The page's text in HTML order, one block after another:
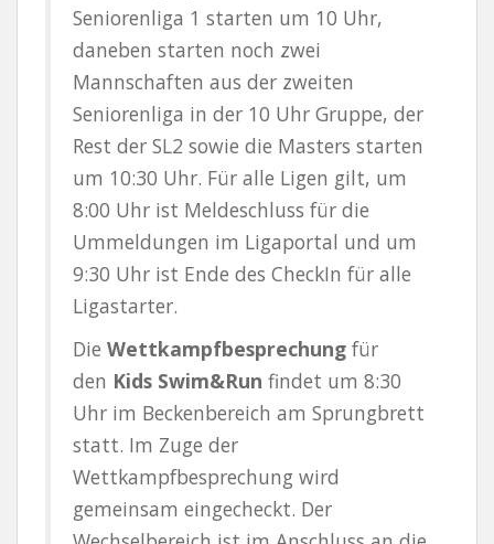
Seniorenliga 1 starten um 10 Uhr,
daneben starten noch zwei
Mannschaften aus der zweiten
Seniorenliga in der 10 Uhr Gruppe, der
Rest der SL2 sowie die Masters starten
um 10:30 Uhr. Für alle Ligen gilt, um
8:00 Uhr ist Meldeschluss für die
Ummeldungen im Ligaportal und um
9:30 Uhr ist Ende des CheckIn für alle
Ligastarter.
Die Wettkampfbesprechung für
den Kids Swim&Run findet um 8:30
Uhr im Beckenbereich am Sprungbrett
statt. Im Zuge der
Wettkampfbesprechung wird
gemeinsam eingecheckt. Der